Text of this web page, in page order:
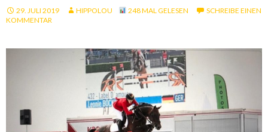
29. JULI 2019 HIPPOLOU 248 MAL GELESEN
SCHREIBE EINEN
KOMMENTAR